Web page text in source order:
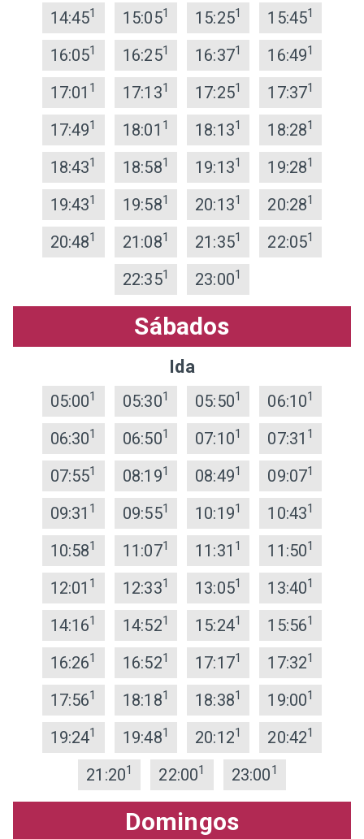
14:451 15:051 15:251 15:451
16:051 16:251 16:371 16:491
17:01 1 17:131 17:251 17:371
17:491 18:01 1 18:131 18:281
18:431 18:581 19:131 19:281
19:431 19:581 20:131 20:281
20:481 21:081 21:351 22:051
22:351 23:001
Sábados
Ida
05:001 05:301 05:501 06:101
06:301 06:501 07:101 07:31 1
07:551 08:191 08:491 09:071
09:31 1 09:551 10:191 10:431
10:581 11:071 11:31 1 11:501
12:01 1 12:331 13:051 13:401
14:161 14:521 15:241 15:561
16:261 16:521 17:171 17:321
17:561 18:181 18:381 19:001
19:241 19:481 20:121 20:421
21:201 22:001 23:001
Domingos